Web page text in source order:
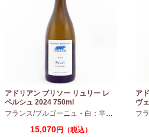
アドリアン ブリソー リュリー レ
ペルシュ 2024 750ml
フランス/ブルゴーニュ ・ 白：辛口 シャル
15,070円（税込）
ア
ヴ
フ